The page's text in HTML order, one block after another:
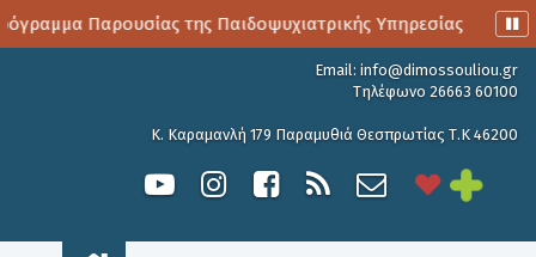
Παρουσίας της Παιδοψυχιατρικής Υπηρεσίας
Email: info@dimossouliou.gr
Τηλέφωνο 26663 60100
Κ. Καραμανλή 179 Παραμυθιά Θεσπρωτίας Τ.Κ 46200